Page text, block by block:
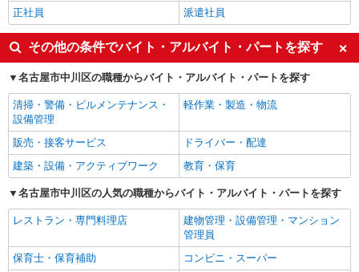
正社員
派遣社員
その他の条件でバイト・アルバイト・パートを探す
名古屋市中川区の職種からバイト・アルバイト・パートを探す
清掃・警備・ビルメンテナンス・
設備管理
軽作業・製造・物流
販売・接客サービス
ドライバー・配達
建築・設備・アクティブワーク
教育・保育
名古屋市中川区の人気の職種からバイト・アルバイト・パートを探す
レストラン・専門料理店
建物管理・設備管理・マンション
管理員
保育士・保育補助
コンビニ・スーパー